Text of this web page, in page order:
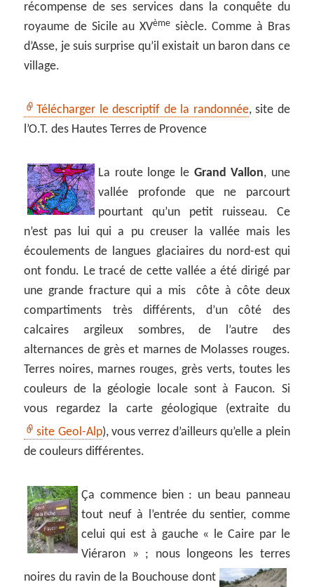
récompense de ses services dans la conquête du
royaume de Sicile au XVème siècle. Comme à Bras
d’Asse, je suis surprise qu’il existait un baron dans ce
village.
Télécharger le descriptif de la randonnée, site de
l’O.T. des Hautes Terres de Provence
La route longe le Grand Vallon, une
vallée profonde que ne parcourt
pourtant qu’un petit ruisseau. Ce
n’est pas lui qui a pu creuser la vallée mais les
écoulements de langues glaciaires du nord-est qui
ont fondu. Le tracé de cette vallée a été dirigé par
une grande fracture qui a mis côte à côte deux
compartiments très différents, d’un côté des
calcaires argileux sombres, de l’autre des
alternances de grès et marnes de Molasses rouges.
Terres noires, marnes rouges, grès verts, toutes les
couleurs de la géologie locale sont à Faucon. Si
vous regardez la carte géologique (extraite du
site Geol-Alp), vous verrez d’ailleurs qu’elle a plein
de couleurs différentes.
Ça commence bien : un beau panneau
tout neuf à l’entrée du sentier, comme
celui qui est à gauche « le Caire par le
Viéraron » ; nous longeons les terres
noires du ravin de la Bouchouse dont